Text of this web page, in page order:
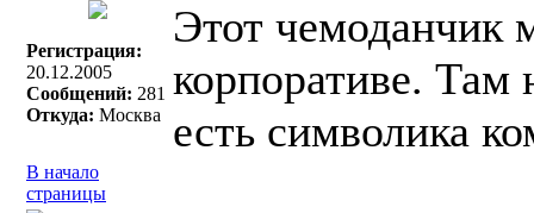
Регистрация:
20.12.2005
Сообщений: 281
Откуда: Москва
Этот чемоданчик
корпоративе. Там
есть символика
В начало
страницы